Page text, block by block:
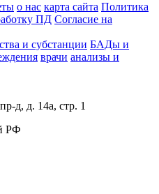
о нас карта сайта Политика
ПД Согласие на
и субстанции БАДы и
врачи анализы и
д, д. 14а, стр. 1
РФ